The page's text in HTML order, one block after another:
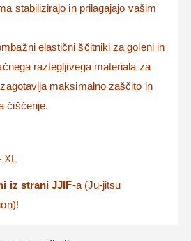
stabilizirajo in prilagajajo vašim
elastični ščitniki za goleni in
raztegljivega materiala za
maksimalno zaščito in
čiščenje.
XL
iz strani JJIF-a (Ju-jitsu